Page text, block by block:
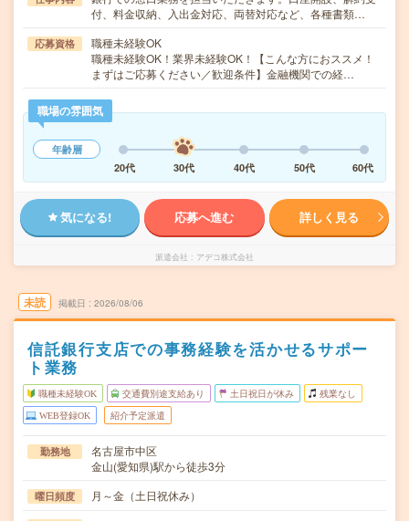
付、料金収納、入出金対応、両替対応など、各種書類…
応募資格
職種未経験OK
職種未経験OK！業界未経験OK！【こんな方におススメ！
まずはご応募ください／歓迎条件】金融機関での経…
職場の雰囲気
年齢層
20代
30代 40代 50代 60代
気になる! 応募へ進む 詳しく見る
派遣会社 アデコ株式会社
未読 掲載日 2026/08/06
信託銀行支店での事務経験を活かせるサポー
ト業務
職種未経験OK 交通費別途支給あり 土日祝日が休み 残業なし
WEB登録OK 紹介予定派遣
勤務地
名古屋市中区
金山(愛知県)駅から徒歩3分
曜日頻度 月～金（土日祝休み）